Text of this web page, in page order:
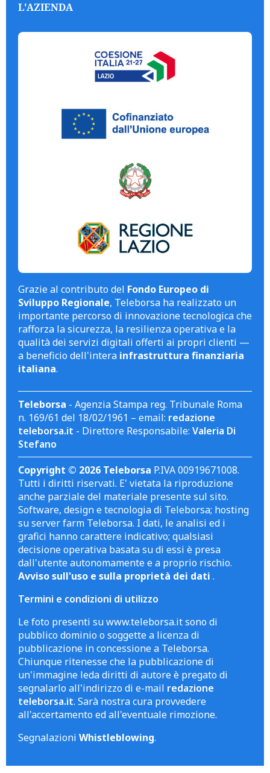
L'AZIENDA
Grazie al contributo del Fondo Europeo di
Sviluppo Regionale, Teleborsa ha realizzato un
importante percorso di innovazione tecnologica che
rafforza la sicurezza, la resilienza operativa e la
qualità dei servizi digitali offerti ai propri clienti —
a beneficio dell'intera infrastruttura finanziaria
italiana.
Teleborsa - Agenzia Stampa reg. Tribunale Roma
n. 169/61 del 18/02/1961 – email: redazione
teleborsa.it - Direttore Responsabile: Valeria Di
Stefano
Copyright © 2026 Teleborsa P.IVA 00919671008.
Tutti i diritti riservati. E' vietata la riproduzione
anche parziale del materiale presente sul sito.
Software, design e tecnologia di Teleborsa; hosting
su server farm Teleborsa. I dati, le analisi ed i
grafici hanno carattere indicativo; qualsiasi
decisione operativa basata su di essi è presa
dall'utente autonomamente e a proprio rischio.
Avviso sull'uso e sulla proprietà dei dati .
Termini e condizioni di utilizzo
Le foto presenti su www.teleborsa.it sono di
pubblico dominio o soggette a licenza di
pubblicazione in concessione a Teleborsa.
Chiunque ritenesse che la pubblicazione di
un'immagine leda diritti di autore è pregato di
segnalarlo all'indirizzo di e-mail redazione
teleborsa.it. Sarà nostra cura provvedere
all'accertamento ed all'eventuale rimozione.
Segnalazioni Whistleblowing.